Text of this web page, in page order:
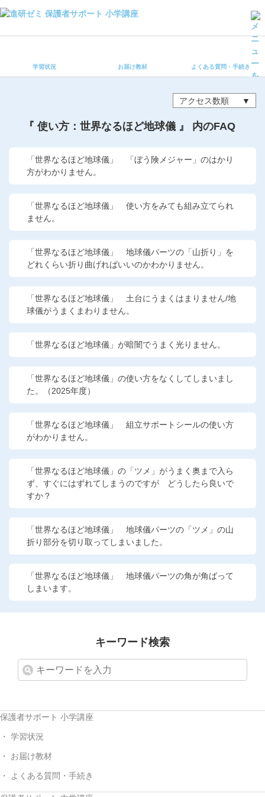
よくある質問・手続き
登録情報の変更・各種お手続き
お客様サポート(手続き・照会)
よくある質問・お問い合わせ
カテゴリーから探す
お問い合わせ窓口
他の講座のよくある質問・手続きはこちら
こどもちゃれんじ
進研ゼミ 中学講座 中高一貫
進研ゼミ 高校講座
進研ゼミ小学講座のご紹介はこちら
会員サイト(お子様用)はこちら
学習状況 お届け教材 よくある質問・手続き
アクセス数順
『 使い方：世界なるほど地球儀 』 内のFAQ
「世界なるほど地球儀」 「ぼう険メジャー」のはかり
方がわかりません。
「世界なるほど地球儀」 使い方をみても組み立てられ
ません。
「世界なるほど地球儀」 地球儀パーツの「山折り」を
どれくらい折り曲げればいいのかわかりません。
「世界なるほど地球儀」 土台にうまくはまりません/地
球儀がうまくまわりません。
「世界なるほど地球儀」が暗闇でうまく光りません。
「世界なるほど地球儀」の使い方をなくしてしまいまし
た。（2025年度）
「世界なるほど地球儀」 組立サポートシールの使い方
がわかりません。
「世界なるほど地球儀」の「ツメ」がうまく奥まで入ら
ず、すぐにはずれてしまうのですが どうしたら良いで
すか？
「世界なるほど地球儀」 地球儀パーツの「ツメ」の山
折り部分を切り取ってしまいました。
「世界なるほど地球儀」 地球儀パーツの角が角ばって
しまいます。
キーワード検索
保護者サポート 小学講座
学習状況
お届け教材
よくある質問・手続き